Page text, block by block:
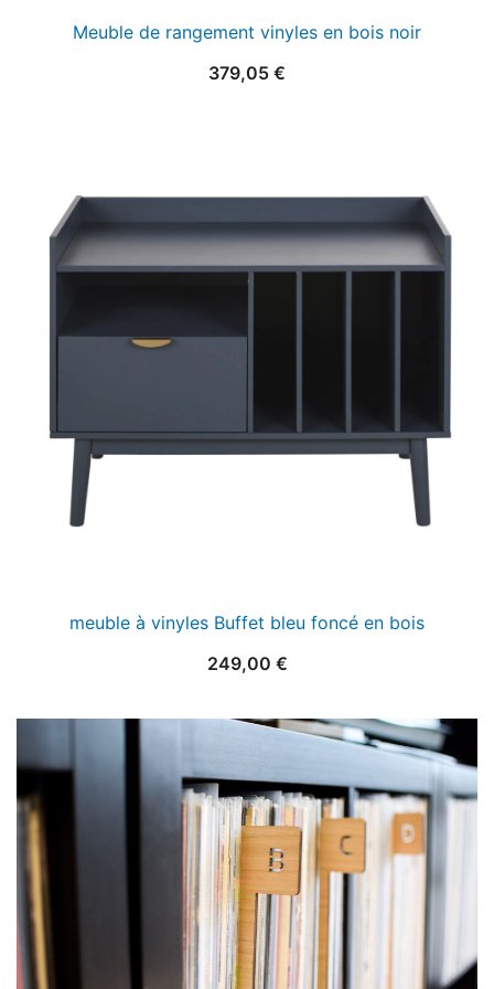
Meuble de rangement vinyles en bois noir
379,05 €
meuble à vinyles Buffet bleu foncé en bois
249,00 €